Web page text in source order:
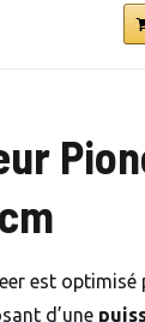
est
d’une